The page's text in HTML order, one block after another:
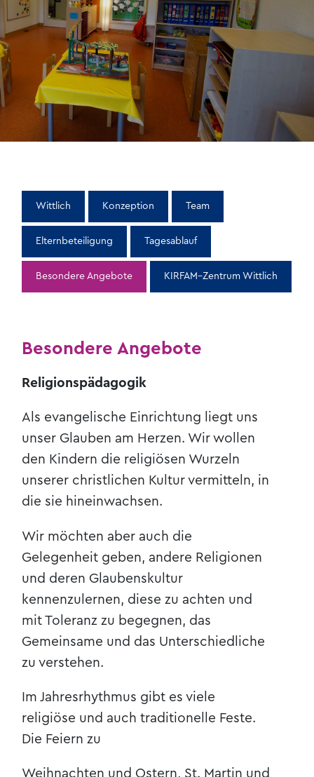
Kontakt & Anfahrt
Wittlich Konzeption Team
Elternbeteiligung Tagesablauf
Besondere Angebote KIRFAM–Zentrum Wittlich
Besondere Angebote
Religionspädagogik
Als evangelische Einrichtung liegt uns
unser Glauben am Herzen. Wir wollen
den Kindern die religiösen Wurzeln
unserer christlichen Kultur vermitteln, in
die sie hineinwachsen.
Wir möchten aber auch die
Gelegenheit geben, andere Religionen
und deren Glaubenskultur
kennenzulernen, diese zu achten und
mit Toleranz zu begegnen, das
Gemeinsame und das Unterschiedliche
zu verstehen.
Im Jahresrhythmus gibt es viele
religiöse und auch traditionelle Feste.
Die Feiern zu
Weihnachten und Ostern, St. Martin und